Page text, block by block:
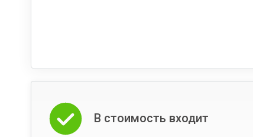
В стоимость входит